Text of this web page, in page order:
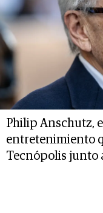
Philip Anschutz,
entretenimiento
Tecnópolis junto